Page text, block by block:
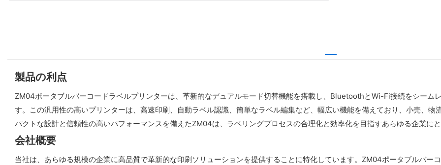
製品の利点
ZM04ポータブルバーコードラベルプリンターは、革新的なデュアルモード切替機能を搭載し、BluetoothとWi-Fi接続をシーム
す。この汎用性の高いプリンターは、高速印刷、自動ラベル認識、簡単なラベル編集など、幅広い機能を備えており、小売、
パクトな設計と信頼性の高いパフォーマンスを備えたZM04は、ラベリングプロセスの合理化と効率化を目指すあらゆる企業にと
会社概要
当社は、あらゆる規模の企業に高品質で革新的な印刷ソリューションを提供することに特化しています。ZM04ポータブルバー